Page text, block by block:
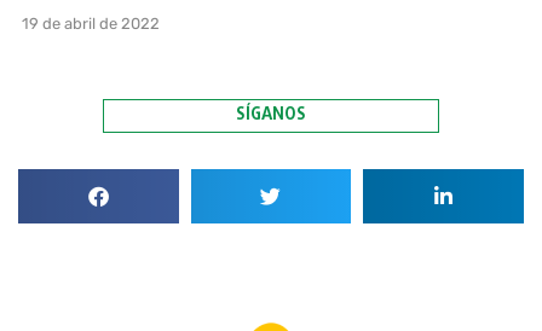
19 de abril de 2022
SÍGANOS